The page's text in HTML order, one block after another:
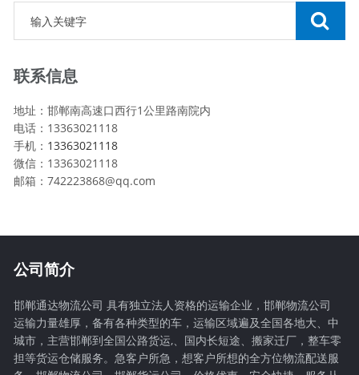
联系信息
地址：邯郸南高速口西行1公里路南院内
电话：13363021118
手机： 13363021118
微信：13363021118
邮箱：742223868@qq.com
公司简介
邯郸通达物流公司 具有独立法人资格的运输企业，邯郸物流公司
运输力量雄厚，备有各种类型的车，运输区域遍及全国各地大、中
城市，主营邯郸到全国公路货运,、国内长短途、搬家迁厂，整车零
担等货运仓储服务。急客户所急，想客户所想的全方位物流配送服